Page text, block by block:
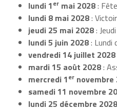
lundi 1er mai 2028:
lundi 8 mai 2028:
jeudi 25 mai 2028:
lundi 5 juin 2028: Lundi
vendredi 14 juillet 2028
mardi 15 août 2028:
mercredi 1er novembre
samedi 11 novembre
lundi 25 décembre 2028